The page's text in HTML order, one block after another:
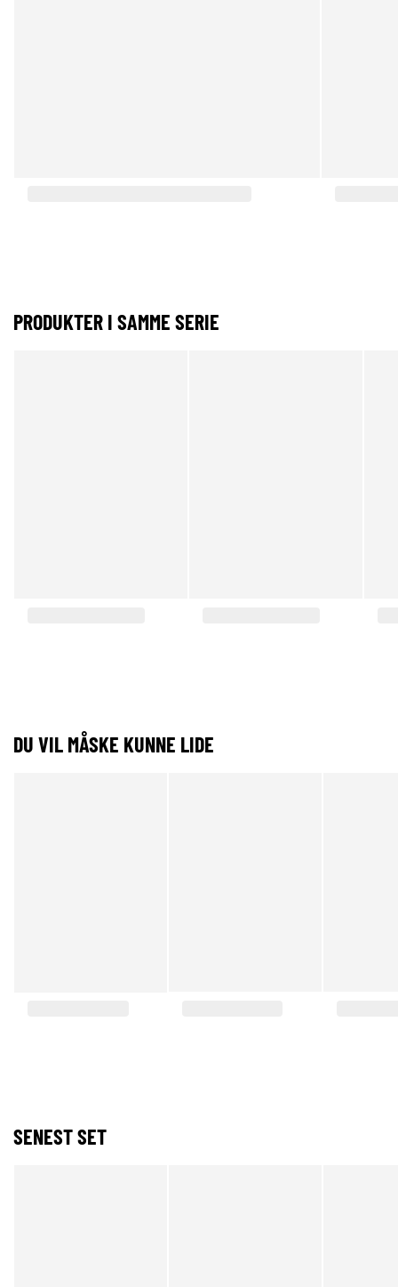
PRODUKTER I SAMME SERIE
DU VIL MÅSKE KUNNE LIDE
SENEST SET